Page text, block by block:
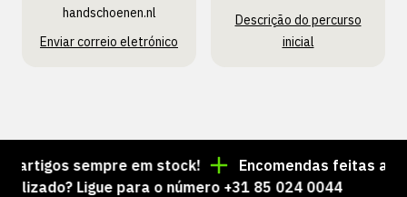
handschoenen.nl
Enviar correio eletrónico
Descrição do percurso
inicial
sempre em stock!
Encomendas feitas até às
Ligue para o número +31 85 024 0044